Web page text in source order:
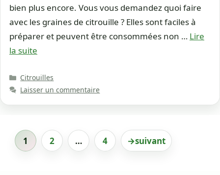
bien plus encore. Vous vous demandez quoi faire
avec les graines de citrouille ? Elles sont faciles à
préparer et peuvent être consommées non … Lire
la suite
Catégories
Citrouilles
Laisser un commentaire
Page
1 Page
2 … Page
4 →suivant